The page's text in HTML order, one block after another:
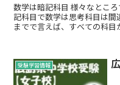
数学は暗記科目 様々なところで言われていることですが、社会は暗
記科目で数学は思考科目は
までで言えば、すべての科目が暗記
受験学習情報